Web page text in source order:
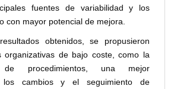
fuentes de variabilidad y los
con mayor potencial de mejora.
obtenidos, se propusieron
organizativas de bajo coste, como la
de procedimientos, una mejor
los cambios y el seguimiento de